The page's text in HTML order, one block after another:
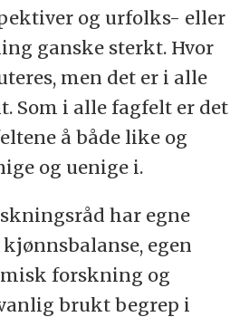
og urfolks- eller
ganske sterkt. Hvor
men det er i alle
Som i alle fagfelt er det
å både like og
og uenige i.
har egne
egen
forskning og
brukt begrep i